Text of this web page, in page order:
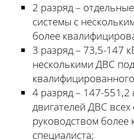
2 разряд –
системы с
более
3 разряд – 73,5-147
несколькими ДВС
4 разряд – 147-551,2
двигателей ДВС
руководством
специалиста;